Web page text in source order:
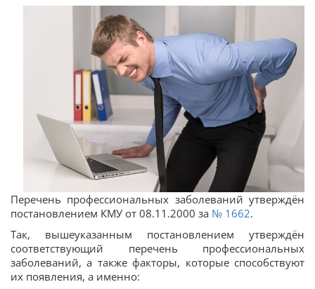
Перечень профессиональных заболеваний утверждён
постановлением КМУ от 08.11.2000 за № 1662.
Так, вышеуказанным постановлением утверждён
соответствующий перечень профессиональных
заболеваний, а также факторы, которые способствуют
их появления, а именно: